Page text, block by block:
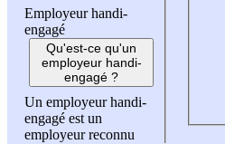
Employeur handi-
engagé
Qu'est-ce qu'un
employeur handi-
engagé ?
Un employeur handi-
engagé est un
employeur reconnu